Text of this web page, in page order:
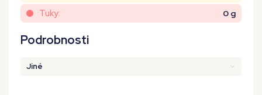
Tuky: 0 g
Podrobnosti
Jiné